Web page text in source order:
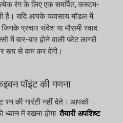
रंग के लिए एक समर्पित, कस्टम-
है। यदि आपके व्यवसाय मॉडल में
प्रचार संदेश या मौसमी स्वाद
में बार-बार होने वाली प्लेट लागतें
रूप से कम कर देंगी।
पॉइंट की गणना
रन की गारंटी नहीं देते। आपको
ध्यान में रखना होगा:तैयारी अपशिष्ट.